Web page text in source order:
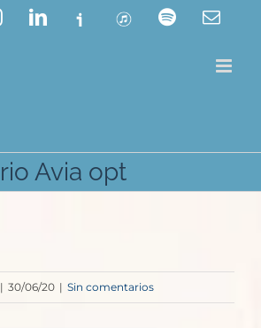
InstagramLinkedIn
Ivoox ITunes Spotify
rio Avia opt
| 30/06/20 | Sin comentarios